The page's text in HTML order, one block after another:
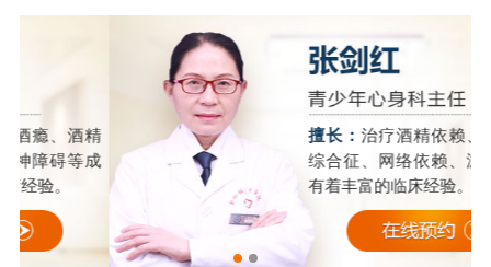
擅长：
治疗酒精依赖、酒精戒断
综合征、网络依赖、游戏成瘾等
有着丰富的临床经验。